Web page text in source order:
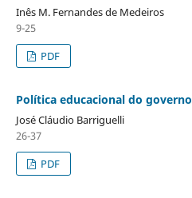
Inês M. Fernandes de Medeiros
9-25
PDF
Política educacional do governo
José Cláudio Barriguelli
26-37
PDF